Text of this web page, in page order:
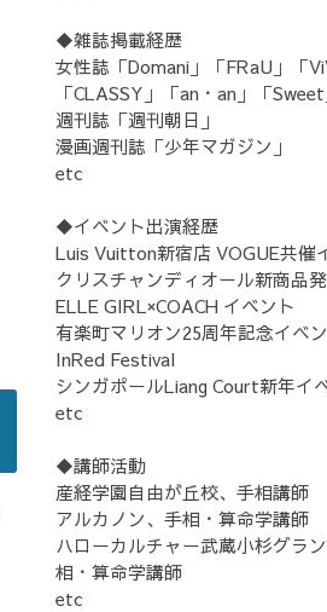
◆雑誌掲載経歴
女性誌「Domani」「FRaU」「
「CLASSY」「an・an」「
週刊誌「週刊朝日」
漫画週刊誌「少年マガジン」
etc
◆イベント出演経歴
Luis Vuitton新宿店 VOGUE共催
クリスチャンディオール新商品
ELLE GIRL×COACH イベント
有楽町マリオン25周年記念イベ
InRed Festival
シンガポールLiang Court新年イ
etc
◆講師活動
産経学園自由が丘校、手相講師
アルカノン、手相・算命学講師
ハローカルチャー武蔵小杉グラ
相・算命学講師
etc